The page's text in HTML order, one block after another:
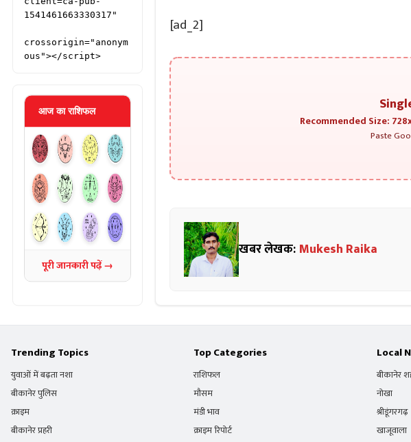
1541461663330317"
crossorigin="anonym
ous"></script>
आज का राशिफल
पूरी जानकारी पढ़ें →
[ad_2]
Recommended Size:
Paste
खबर लेखक: Mukesh Raika
Trending Topics
युवाओं में बढ़ता नशा
बीकानेर पुलिस
क्राइम
बीकानेर प्रहरी
Top Categories
राशिफल
मौसम
मंडी भाव
क्राइम रिपोर्ट
Local
बीकानेर
नोखा
श्रीडूंगरगढ़
खाजूवाला